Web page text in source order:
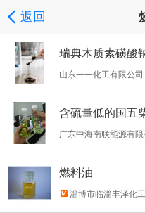
返回
瑞典木质素磺酸
山东一一化工有限公司
含硫量低的国五
广东中海南联能源有
燃料油
淄博市临淄丰泽化